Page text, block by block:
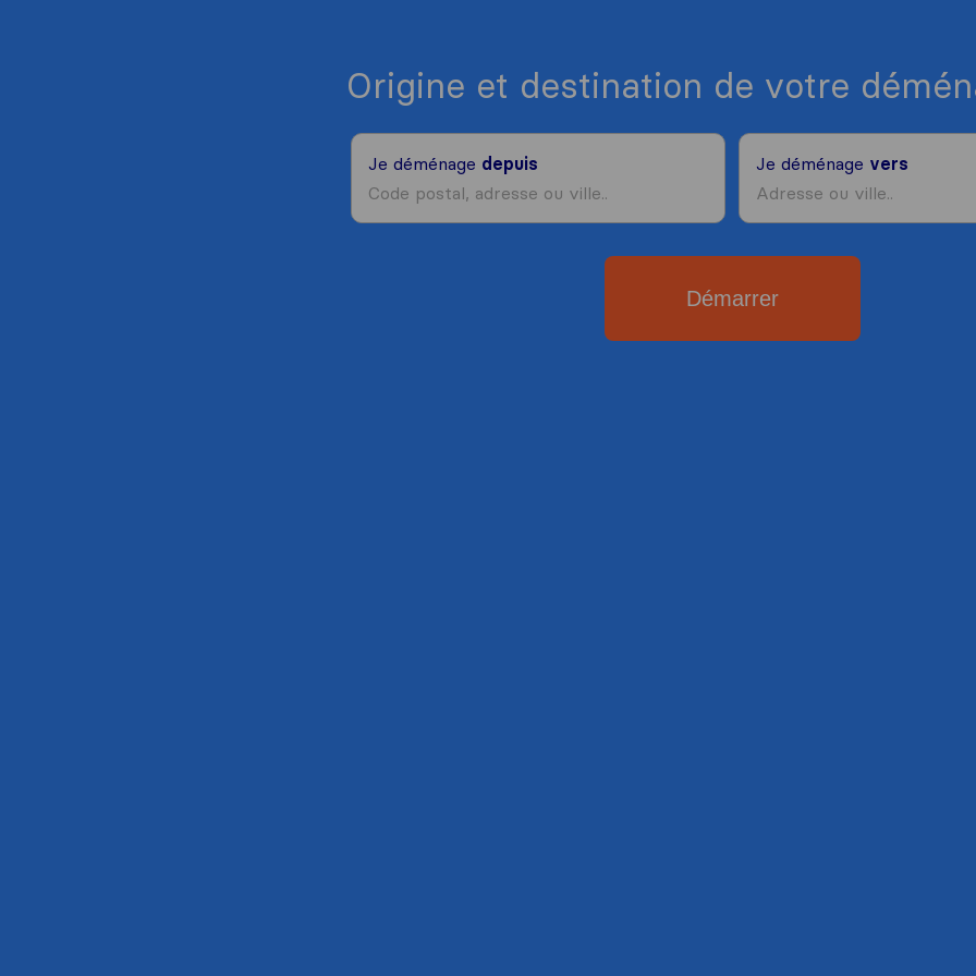
Origine et destination de votre
Je déménage depuis Je déménage vers
Démarrer